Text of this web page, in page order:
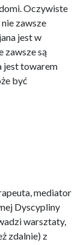
Oczywiste
zawsze
jest w
zawsze są
jest towarem
być
mediator
Dyscypliny
warsztaty,
zdalnie) z